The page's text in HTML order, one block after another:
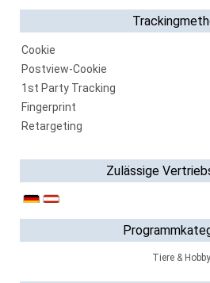
Cookie
Postview-Cookie
1st Party Tracking
Fingerprint
Retargeting
Zulässige
Tiere & Hobby